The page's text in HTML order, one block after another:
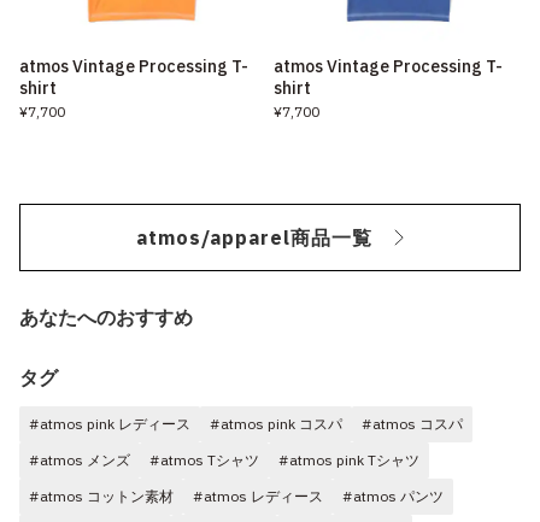
atmos Vintage Processing T-
shirt
¥7,700
atmos Vintage Processing T-
shirt
¥7,700
atmos/apparel商品一覧
あなたへのおすすめ
タグ
#atmos pink レディース #atmos pink コスパ
#atmos コスパ
#atmos メンズ
#atmos Tシャツ
#atmos pink Tシャツ
#atmos コットン素材
#atmos レディース
#atmos パンツ